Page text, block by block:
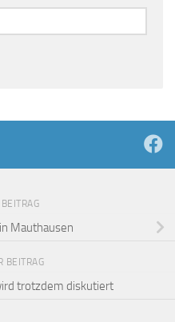
Mauthausen
BEITRAG
trotzdem diskutiert